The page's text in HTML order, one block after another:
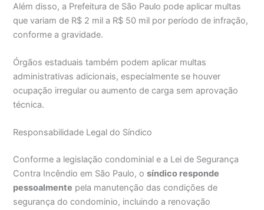
Além disso, a Prefeitura de São Paulo pode aplicar multas
que variam de R$ 2 mil a R$ 50 mil por período de infração,
conforme a gravidade.
Órgãos estaduais também podem aplicar multas
administrativas adicionais, especialmente se houver
ocupação irregular ou aumento de carga sem aprovação
técnica.
Responsabilidade Legal do Síndico
Conforme a legislação condominial e a Lei de Segurança
Contra Incêndio em São Paulo, osíndico responde
pessoalmente pela manutenção das condições de
segurança do condominio, incluindo a renovação